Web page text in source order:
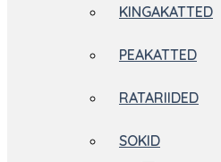
KINGAKATTED
PEAKATTED
RATARIIDED
SOKID